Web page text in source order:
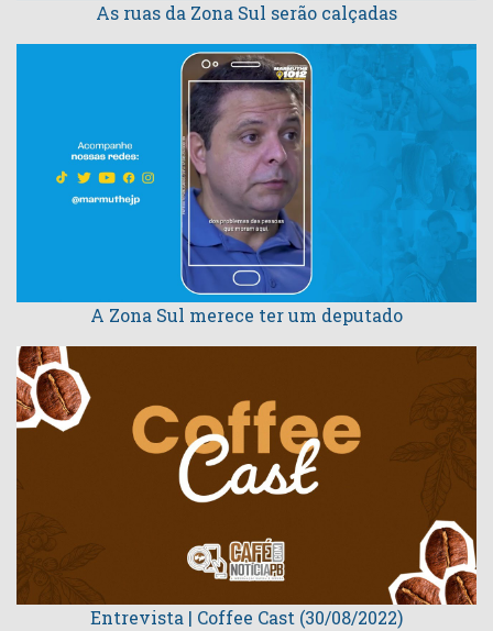
As ruas da Zona Sul serão calçadas
A Zona Sul merece ter um deputado
Entrevista | Coffee Cast (30/08/2022)